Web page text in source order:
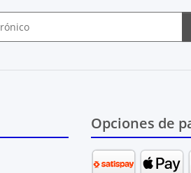
Opciones de